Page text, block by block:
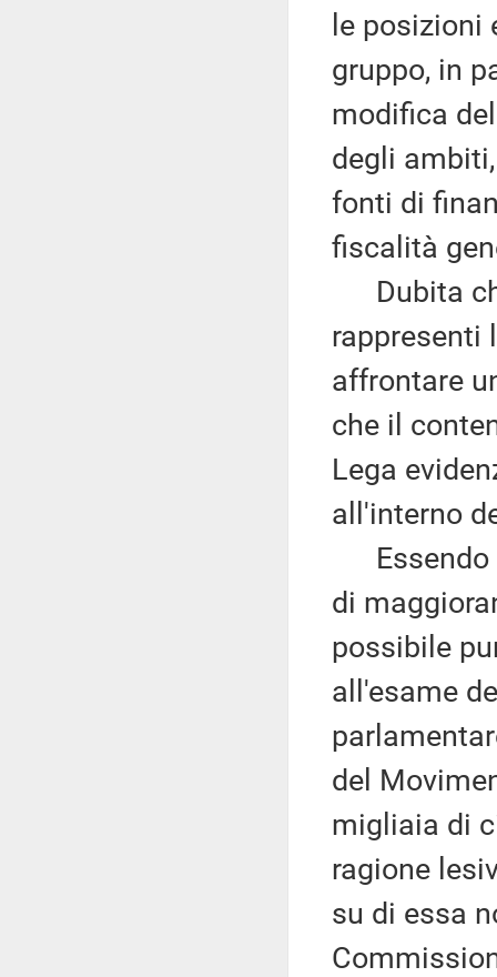
le
gruppo, in
modifica
degli
fonti di
fiscalità
Dubita
rappresenti
affrontare
che il
Lega
all'interno
Essendo
di
possibile
all'esame
del
migliaia di
ragione
su di essa